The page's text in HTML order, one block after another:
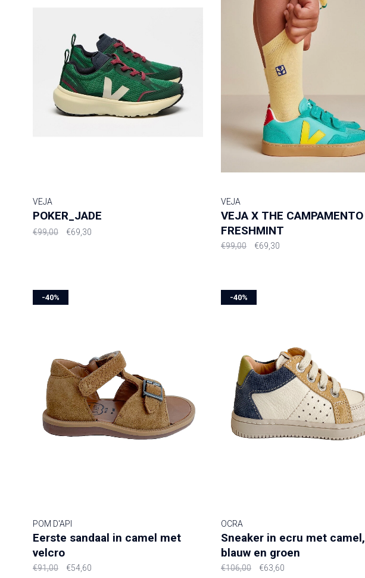
VEJA
POKER_JADE
€99,00 €69,30
VEJA
VEJA X THE CAMPAMENTO
FRESHMINT
€99,00 €69,30
-40%
POM D'API
Eerste sandaal in camel met
velcro
€91,00 €54,60
-40%
OCRA
Sneaker in ecru met camel,
blauw en groen
€106,00 €63,60